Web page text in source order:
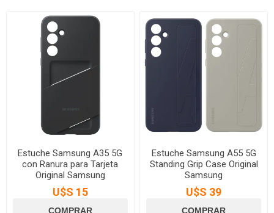
Estuche Samsung A35 5G
con Ranura para Tarjeta
Original Samsung
U$S 15
Estuche Samsung A55 5G
Standing Grip Case Original
Samsung
U$S 39